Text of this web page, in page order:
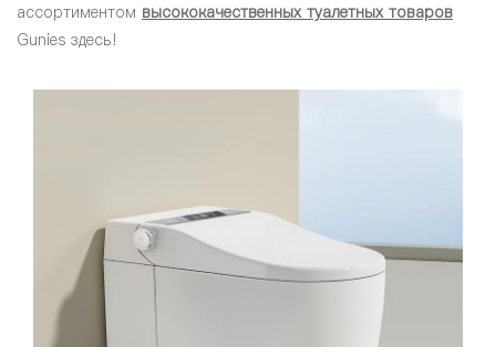
ассортиментом высококачественных туалетных товаров
Gunies здесь!